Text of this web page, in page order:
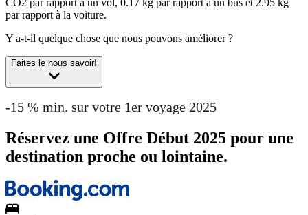
CO2 par rapport à un vol, 0.17 kg par rapport à un bus et 2.95 kg
par rapport à la voiture.
Y a-t-il quelque chose que nous pouvons améliorer ?
Faites le nous savoir!
-15 % min. sur votre 1er voyage 2025
Réservez une Offre Début 2025 pour une
destination proche ou lointaine.